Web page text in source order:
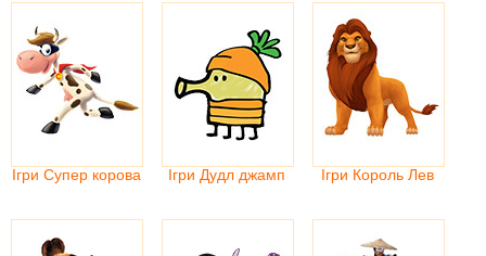
Ігри Супер корова Ігри Дудл джамп Ігри Король Лев